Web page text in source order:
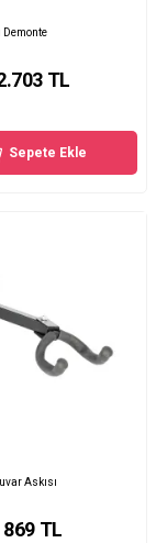
Demonte
TL
Sepete Ekle
Askısı
869 TL